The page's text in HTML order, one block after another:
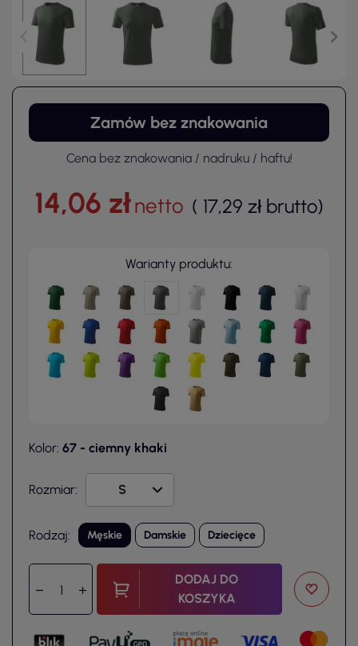
Zamów bez znakowania
Cena bez znakowania / nadruku / haftu!
14,06 złnetto ( 17,29 zł brutto)
Warianty produktu:
Kolor: 67 - ciemny khaki
Rozmiar:
Rodzaj: Męskie Damskie Dziecięce
DODAJ DO
KOSZYKA